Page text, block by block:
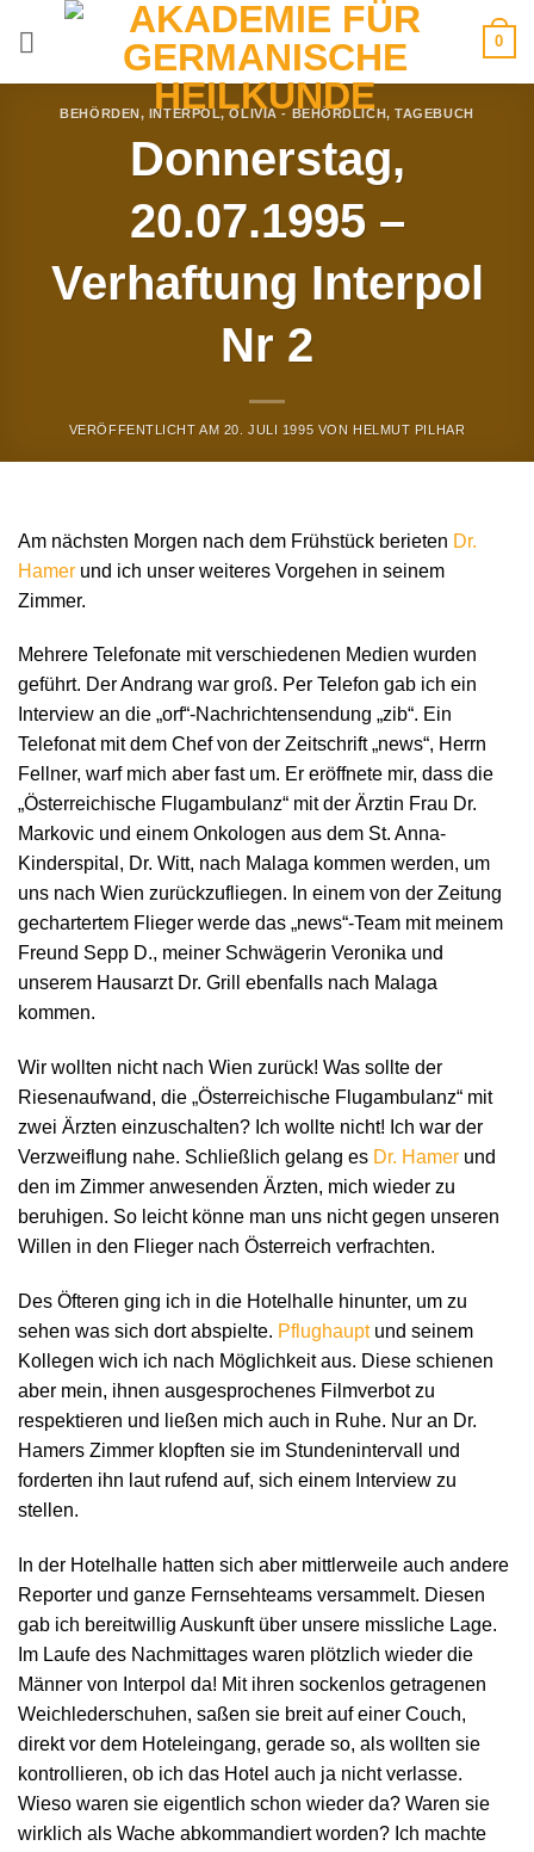
0
BEHÖRDEN, INTERPOL,OLIVIA - BEHÖRDLICH,TAGEBUCH
Donnerstag,
20.07.1995 –
Verhaftung Interpol
Nr 2
VERÖFFENTLICHT AM 20. JULI 1995 VON HELMUT PILHAR
Am nächsten Morgen nach dem Frühstück berieten Dr.
Hamer und ich unser weiteres Vorgehen in seinem
Zimmer.
Mehrere Telefonate mit verschiedenen Medien wurden
geführt. Der Andrang war groß. Per Telefon gab ich ein
Interview an die „orf“-Nachrichtensendung „zib“. Ein
Telefonat mit dem Chef von der Zeitschrift „news“, Herrn
Fellner, warf mich aber fast um. Er eröffnete mir, dass die
„Österreichische Flugambulanz“ mit der Ärztin Frau Dr.
Markovic und einem Onkologen aus dem St. Anna-
Kinderspital, Dr. Witt, nach Malaga kommen werden, um
uns nach Wien zurückzufliegen. In einem von der Zeitung
gechartertem Flieger werde das „news“-Team mit meinem
Freund Sepp D., meiner Schwägerin Veronika und
unserem Hausarzt Dr. Grill ebenfalls nach Malaga
kommen.
Wir wollten nicht nach Wien zurück! Was sollte der
Riesenaufwand, die „Österreichische Flugambulanz“ mit
zwei Ärzten einzuschalten? Ich wollte nicht! Ich war der
Verzweiflung nahe. Schließlich gelang es Dr. Hamer und
den im Zimmer anwesenden Ärzten, mich wieder zu
beruhigen. So leicht könne man uns nicht gegen unseren
Willen in den Flieger nach Österreich verfrachten.
Des Öfteren ging ich in die Hotelhalle hinunter, um zu
sehen was sich dort abspielte. Pflughauptund seinem
Kollegen wich ich nach Möglichkeit aus. Diese schienen
aber mein, ihnen ausgesprochenes Filmverbot zu
respektieren und ließen mich auch in Ruhe. Nur an Dr.
Hamers Zimmer klopften sie im Stundenintervall und
forderten ihn laut rufend auf, sich einem Interview zu
stellen.
In der Hotelhalle hatten sich aber mittlerweile auch andere
Reporter und ganze Fernsehteams versammelt. Diesen
gab ich bereitwillig Auskunft über unsere missliche Lage.
Im Laufe des Nachmittages waren plötzlich wieder die
Männer von Interpol da! Mit ihren sockenlos getragenen
Weichlederschuhen, saßen sie breit auf einer Couch,
direkt vor dem Hoteleingang, gerade so, als wollten sie
kontrollieren, ob ich das Hotel auch ja nicht verlasse.
Wieso waren sie eigentlich schon wieder da? Waren sie
wirklich als Wache abkommandiert worden? Ich machte